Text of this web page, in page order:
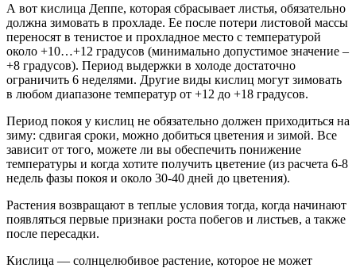
А вот кислица Деппе, которая сбрасывает листья, обязательно
должна зимовать в прохладе. Ее после потери листовой массы
переносят в тенистое и прохладное место с температурой
около +10…+12 градусов (минимально допустимое значение –
+8 градусов). Период выдержки в холоде достаточно
ограничить 6 неделями. Другие виды кислиц могут зимовать
в любом диапазоне температур от +12 до +18 градусов.
Период покоя у кислиц не обязательно должен приходиться на
зиму: сдвигая сроки, можно добиться цветения и зимой. Все
зависит от того, можете ли вы обеспечить понижение
температуры и когда хотите получить цветение (из расчета 6-8
недель фазы покоя и около 30-40 дней до цветения).
Растения возвращают в теплые условия тогда, когда начинают
появляться первые признаки роста побегов и листьев, а также
после пересадки.
Кислица — солнцелюбивое растение, которое не может